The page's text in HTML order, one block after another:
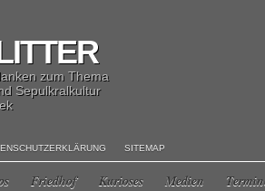
zum Thema
Sepulkralkultur
SITEMAP
Friedhof Kurioses Medien